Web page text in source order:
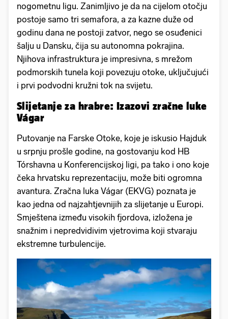
nogometnu ligu. Zanimljivo je da na cijelom otočju
postoje samo tri semafora, a za kazne duže od
godinu dana ne postoji zatvor, nego se osuđenici
šalju u Dansku, čija su autonomna pokrajina.
Njihova infrastruktura je impresivna, s mrežom
podmorskih tunela koji povezuju otoke, uključujući
i prvi podvodni kružni tok na svijetu.
Slijetanje za hrabre: Izazovi zračne luke
Vágar
Putovanje na Farske Otoke, koje je iskusio Hajduk
u srpnju prošle godine, na gostovanju kod HB
Tórshavna u Konferencijskoj ligi, pa tako i ono koje
čeka hrvatsku reprezentaciju, može biti ogromna
avantura. Zračna luka Vágar (EKVG) poznata je
kao jedna od najzahtjevnijih za slijetanje u Europi.
Smještena između visokih fjordova, izložena je
snažnim i nepredvidivim vjetrovima koji stvaraju
ekstremne turbulencije.